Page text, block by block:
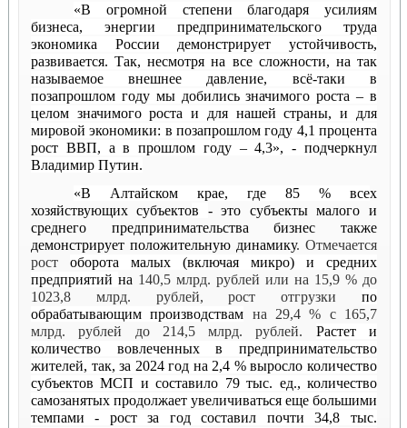
«В огромной степени благодаря усилиям
бизнеса, энергии предпринимательского труда
экономика России демонстрирует устойчивость,
развивается. Так, несмотря на все сложности, на так
называемое внешнее давление, всё-таки в
позапрошлом году мы добились значимого роста – в
целом значимого роста и для нашей страны, и для
мировой экономики: в позапрошлом году 4,1 процента
рост ВВП, а в прошлом году – 4,3», - подчеркнул
Владимир Путин.
«В Алтайском крае, где 85 % всех
хозяйствующих субъектов - это субъекты малого и
среднего предпринимательства бизнес также
демонстрирует положительную динамику. Отмечается
рост оборота малых (включая микро) и средних
предприятий на 140,5 млрд. рублей или на 15,9 % до
1023,8 млрд. рублей, рост отгрузки по
обрабатывающим производствам на 29,4 % с 165,7
млрд. рублей до 214,5 млрд. рублей. Растет и
количество вовлеченных в предпринимательство
жителей, так, за 2024 год на 2,4 % выросло количество
субъектов МСП и составило 79 тыс. ед., количество
самозанятых продолжает увеличиваться еще большими
темпами - рост за год составил почти 34,8 тыс.